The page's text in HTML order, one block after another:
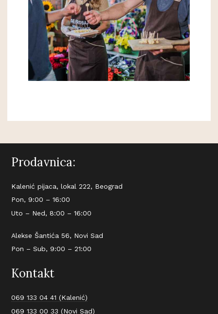
Prodavnica:
Kalenić pijaca, lokal 222, Beograd
Pon, 9:00 – 16:00
Uto – Ned, 8:00 – 16:00
Alekse Šantića 56, Novi Sad
Pon – Sub, 9:00 – 21:00
Kontakt
069 133 04 41 (Kalenić)
069 133 00 33 (Novi Sad)